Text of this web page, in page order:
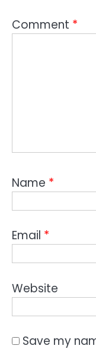
Comment *
Name *
Email *
Website
Save my